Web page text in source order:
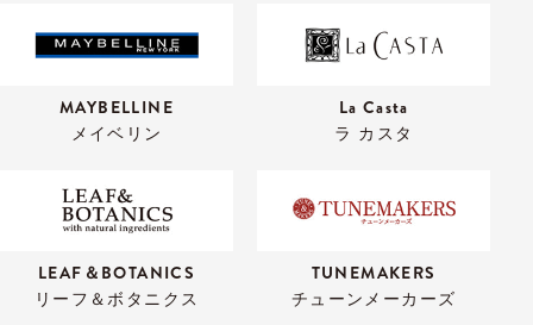
MAYBELLINE
メイベリン
La Casta
ラ カスタ
LEAF＆BOTANICS
リーフ＆ボタニクス
TUNEMAKERS
チューンメーカーズ